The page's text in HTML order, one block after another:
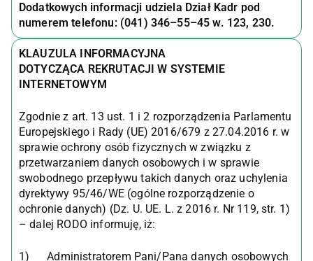
Dodatkowych informacji udziela Dział Kadr pod
numerem telefonu: (041) 346–55–45 w. 123, 230.
KLAUZULA INFORMACYJNA
DOTYCZĄCA REKRUTACJI W SYSTEMIE
INTERNETOWYM
Zgodnie z art. 13 ust. 1 i 2 rozporządzenia Parlamentu
Europejskiego i Rady (UE) 2016/679 z 27.04.2016 r. w
sprawie ochrony osób fizycznych w związku z
przetwarzaniem danych osobowych i w sprawie
swobodnego przepływu takich danych oraz uchylenia
dyrektywy 95/46/WE (ogólne rozporządzenie o
ochronie danych) (Dz. U. UE. L. z 2016 r. Nr 119, str. 1)
– dalej RODO informuję, iż:
1) Administratorem Pani/Pana danych osobowych